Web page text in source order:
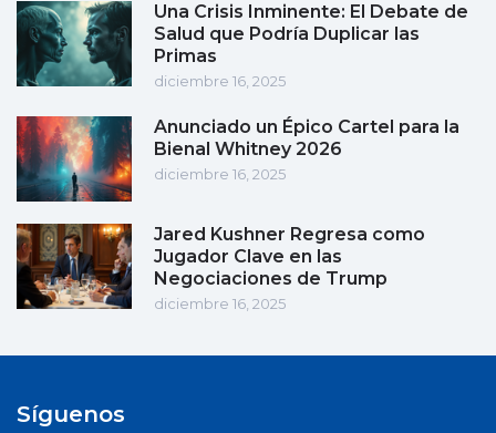
Una Crisis Inminente: El Debate de
Salud que Podría Duplicar las
Primas
diciembre 16, 2025
Anunciado un Épico Cartel para la
Bienal Whitney 2026
diciembre 16, 2025
Jared Kushner Regresa como
Jugador Clave en las
Negociaciones de Trump
diciembre 16, 2025
Síguenos